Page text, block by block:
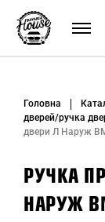
Головна
дверей/ручка
двери Л Наруж
РУЧКА
НАРУЖ